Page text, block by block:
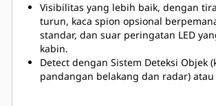
Visibilitas yang lebih baik, dengan
turun, kaca spion opsional
standar, dan suar peringatan LED
kabin.
Detect dengan Sistem Deteksi Objek
pandangan belakang dan radar) atau